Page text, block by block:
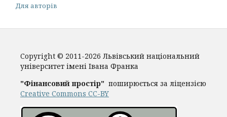
Для авторів
Copyright © 2011-2026 Львівський національний
університет імені Івана Франка
"Фінансовий простір" поширюється за ліцензією
Creative Commons CC-BY